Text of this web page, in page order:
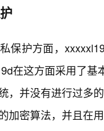
保护方面，
在这方面采用了
，并没有进行过多
加密算法，并且在